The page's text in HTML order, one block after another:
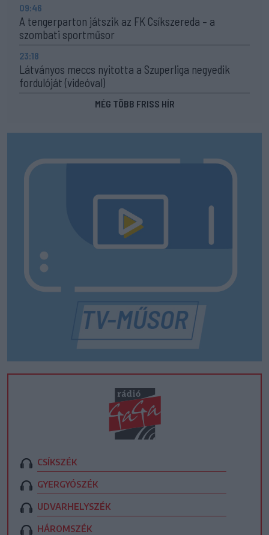
09:46
A tengerparton játszik az FK Csíkszereda – a
szombati sportműsor
23:18
Látványos meccs nyitotta a Szuperliga negyedik
fordulóját (videóval)
MÉG TÖBB FRISS HÍR
CSÍKSZÉK
GYERGYÓSZÉK
UDVARHELYSZÉK
HÁROMSZÉK